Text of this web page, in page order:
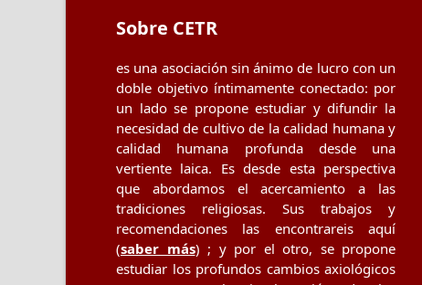
Sobre CETR
es una asociación sin ánimo de lucro con un
doble objetivo íntimamente conectado: por
un lado se propone estudiar y difundir la
necesidad de cultivo de la calidad humana y
calidad humana profunda desde una
vertiente laica. Es desde esta perspectiva
que abordamos el acercamiento a las
tradiciones religiosas. Sus trabajos y
recomendaciones las encontrareis aquí
(saber más) ; y por el otro, se propone
estudiar los profundos cambios axiológicos